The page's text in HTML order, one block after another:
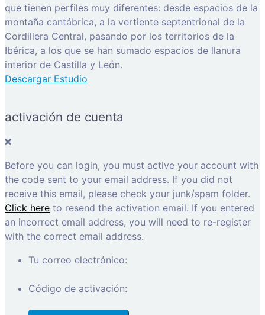
que tienen perfiles muy diferentes: desde espacios de la
montaña cantábrica, a la vertiente septentrional de la
Cordillera Central, pasando por los territorios de la
Ibérica, a los que se han sumado espacios de llanura
interior de Castilla y León.
Descargar Estudio
activación de cuenta
Before you can login, you must active your account with
the code sent to your email address. If you did not
receive this email, please check your junk/spam folder.
Click here to resend the activation email. If you entered
an incorrect email address, you will need to re-register
with the correct email address.
Tu correo electrónico:
Código de activación: